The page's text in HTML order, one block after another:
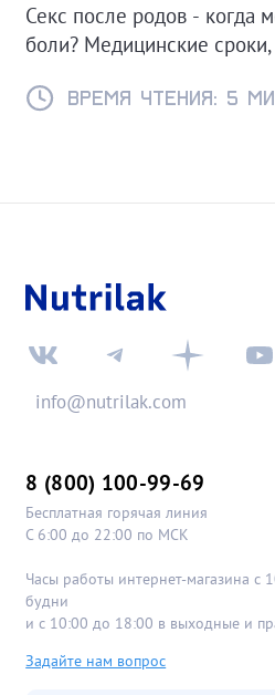
Секс после родов - когда
боли? Медицинские
интимной жизни.
Время чтения: 5
info@nutrilak.com
8 (800) 100-99-69
Бесплатная горячая линия
С 6:00 до 22:00 по МСК
Часы работы интернет-магазина с
будни
и с 10:00 до 18:00 в выходные и
Задайте нам вопрос